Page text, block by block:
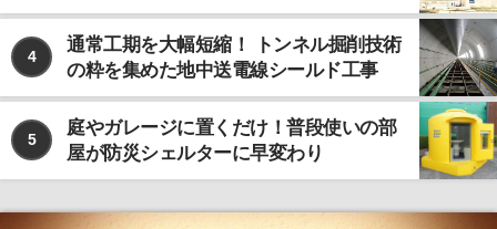
4
通常工期を大幅短縮！ トンネル掘削技術
の粋を集めた地中送電線シールド工事
5
庭やガレージに置くだけ！普段使いの部
屋が防災シェルターに早変わり